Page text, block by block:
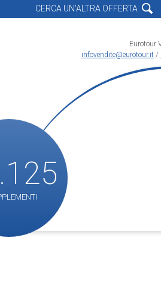
CERCA UN'ALTRA OFFERTA
Eurotour
infovendite@eurotour.it /